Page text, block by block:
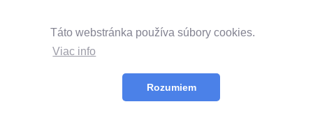
Táto webstránka používa súbory cookies.
Viac info
Rozumiem